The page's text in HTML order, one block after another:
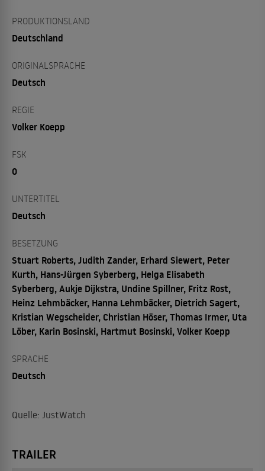
PRODUKTIONSLAND
Deutschland
ORIGINALSPRACHE
Deutsch
REGIE
Volker Koepp
FSK
0
UNTERTITEL
Deutsch
BESETZUNG
Stuart Roberts, Judith Zander, Erhard Siewert, Peter
Kurth, Hans-Jürgen Syberberg, Helga Elisabeth
Syberberg, Aukje Dijkstra, Undine Spillner, Fritz Rost,
Heinz Lehmbäcker, Hanna Lehmbäcker, Dietrich Sagert,
Kristian Wegscheider, Christian Höser, Thomas Irmer, Uta
Löber, Karin Bosinski, Hartmut Bosinski, Volker Koepp
SPRACHE
Deutsch
Quelle: JustWatch
TRAILER